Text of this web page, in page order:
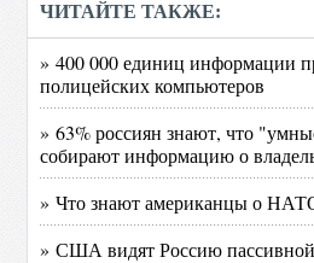
ЧИТАЙТЕ ТАКЖЕ:
» 400 000 единиц информации
полицейских компьютеров
» 63% россиян знают, что
собирают информацию о
» Что знают американцы о
» США видят Россию пассивной